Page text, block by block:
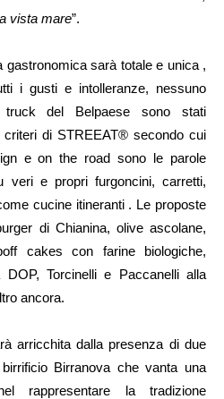
vista mare”.
gastronomica sarà totale e unica ,
i gusti e intolleranze, nessuno
del Belpaese sono stati
di STREEAT® secondo cui
e on the road sono le parole
veri e propri furgoncini, carretti,
cucine itineranti . Le proposte
di Chianina, olive ascolane,
cakes con farine biologiche,
Torcinelli e Paccanelli alla
ancora.
arricchita dalla presenza di due
Birranova che vanta una
rappresentare la tradizione